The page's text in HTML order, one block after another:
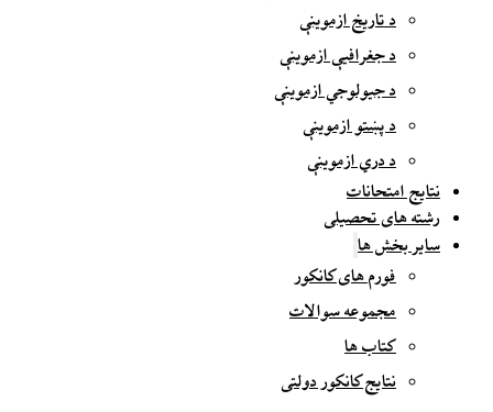
د تاریخ ازموینې
د جغرافیې ازموینې
د جیولوجي ازموینې
د پښتو ازموینې
د دري ازموینې
نتایج امتحانات
رشته های تحصیلی
سایر بخش ها
فورم های کانکور
مجموعه سوالات
کتاب ها
نتایج کانکور دولتی